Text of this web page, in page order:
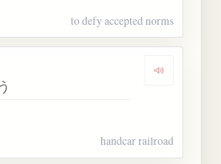
to defy accepted norms
Dengarkan
handcar railroad